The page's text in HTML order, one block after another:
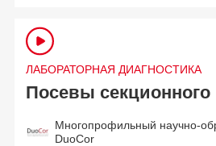
ЛАБОРАТОРНАЯ ДИАГНОСТИКА
Посевы секционного
Многопрофильный научно-
DuoCor